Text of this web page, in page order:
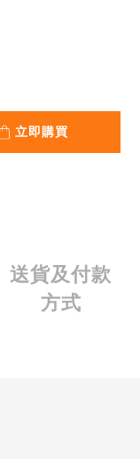
立即購買
送貨及付款
方式